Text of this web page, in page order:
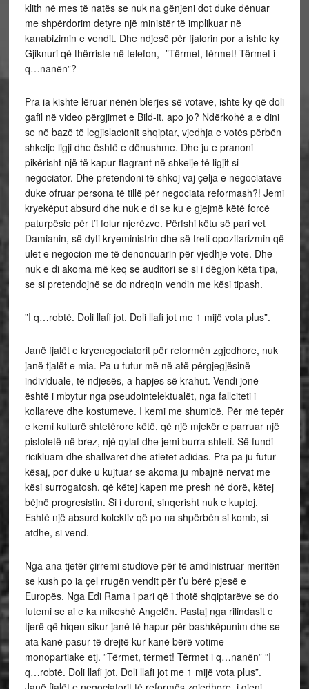
klith në mes të natës se nuk na gënjeni dot duke dënuar
me shpërdorim detyre një ministër të implikuar në
kanabizimin e vendit. Dhe ndjesë për fjalorin por a ishte ky
Gjiknuri që thërriste në telefon, -”Tërmet, tërmet! Tërmet i
q…nanën”?
Pra ia kishte lëruar nënën blerjes së votave, ishte ky që doli
gafil në video përgjimet e Bild-it, apo jo? Ndërkohë a e dini
se në bazë të legjislacionit shqiptar, vjedhja e votës përbën
shkelje ligji dhe është e dënushme. Dhe ju e pranoni
pikërisht një të kapur flagrant në shkelje të ligjit si
negociator. Dhe pretendoni të shkoj vaj çelja e negociatave
duke ofruar persona të tillë për negociata reformash?! Jemi
kryekëput absurd dhe nuk e di se ku e gjejmë këtë forcë
paturpësie për t’i folur njerëzve. Përfshi këtu së pari vet
Damianin, së dyti kryeministrin dhe së treti opozitarizmin që
ulet e negocion me të denoncuarin për vjedhje vote. Dhe
nuk e di akoma më keq se auditori se si i dëgjon këta tipa,
se si pretendojnë se do ndreqin vendin me kësi tipash.
”I q…robtë. Doli llafi jot. Doli llafi jot me 1 mijë vota plus”.
Janë fjalët e kryenegociatorit për reformën zgjedhore, nuk
janë fjalët e mia. Pa u futur më në atë përgjegjësinë
individuale, të ndjesës, a hapjes së krahut. Vendi jonë
është i mbytur nga pseudointelektualët, nga fallciteti i
kollareve dhe kostumeve. I kemi me shumicë. Për më tepër
e kemi kulturë shtetërore këtë, që një mjekër e parruar një
pistoletë në brez, një qylaf dhe jemi burra shteti. Së fundi
ricikluam dhe shallvaret dhe atletet adidas. Pra pa ju futur
kësaj, por duke u kujtuar se akoma ju mbajnë nervat me
kësi surrogatosh, që këtej kapen me presh në dorë, këtej
bëjnë progresistin. Si i duroni, sinqerisht nuk e kuptoj.
Eshtë një absurd kolektiv që po na shpërbën si komb, si
atdhe, si vend.
Nga ana tjetër çirremi studiove për të amdinistruar meritën
se kush po ia çel rrugën vendit për t’u bërë pjesë e
Europës. Nga Edi Rama i pari që i thotë shqiptarëve se do
futemi se ai e ka mikeshë Angelën. Pastaj nga rilindasit e
tjerë që hiqen sikur janë të hapur për bashkëpunim dhe se
ata kanë pasur të drejtë kur kanë bërë votime
monopartiake etj. ”Tërmet, tërmet! Tërmet i q…nanën” ”I
q…robtë. Doli llafi jot. Doli llafi jot me 1 mijë vota plus”.